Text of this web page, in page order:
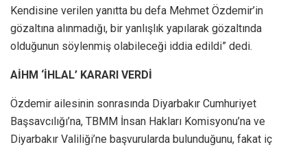
Kendisine verilen yanıtta bu defa Mehmet Özdemir’in
gözaltına alınmadığı, bir yanlışlık yapılarak gözaltında
olduğunun söylenmiş olabileceği iddia edildi” dedi.
AİHM ‘İHLAL’ KARARI VERDİ
Özdemir ailesinin sonrasında Diyarbakır Cumhuriyet
Başsavcılığı’na, TBMM İnsan Hakları Komisyonu’na ve
Diyarbakır Valiliği’ne başvurularda bulunduğunu, fakat iç